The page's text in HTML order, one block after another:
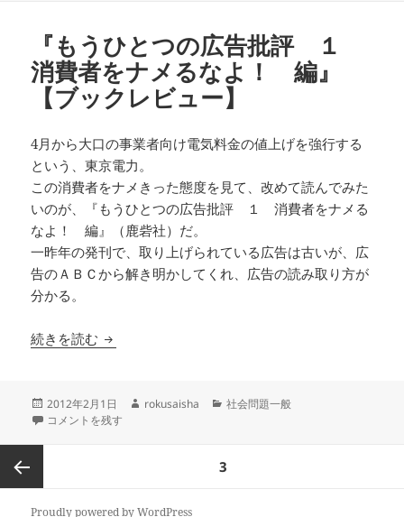
『もうひとつの広告批評 １
消費者をナメるなよ！ 編』
【ブックレビュー】
4月から大口の事業者向け電気料金の値上げを強行する
という、東京電力。
この消費者をナメきった態度を見て、改めて読んでみた
いのが、『もうひとつの広告批評 １ 消費者をナメる
なよ！ 編』（鹿砦社）だ。
一昨年の発刊で、取り上げられている広告は古いが、広
告のＡＢＣから解き明かしてくれ、広告の読み取り方が
分かる。
続きを読む 『もうひとつの広告批評 １ 消費者をナメる
投
稿
2012年2月1日
作
rokusaisha
カ
ー
社会問題一般
『もうひとつの広告批評 １ 消費者をナメるなよ！ 編』【ブックレ
コメントを残す
前のペ
ページ3
Proudly powered by WordPress